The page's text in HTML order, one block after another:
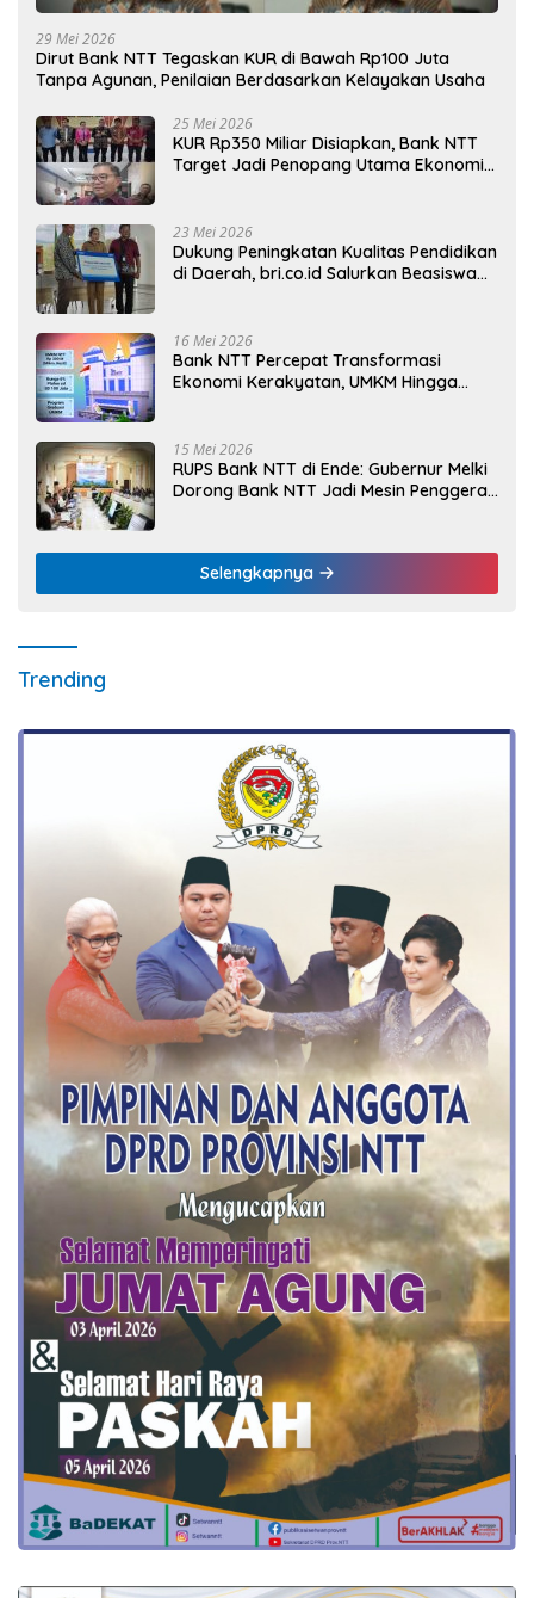
29 Mei 2026
Dirut Bank NTT Tegaskan KUR di Bawah Rp100 Juta
Tanpa Agunan, Penilaian Berdasarkan Kelayakan Usaha
25 Mei 2026
KUR Rp350 Miliar Disiapkan, Bank NTT
Target Jadi Penopang Utama Ekonomi
23 Mei 2026
Dukung Peningkatan Kualitas Pendidikan
di Daerah, bri.co.id Salurkan Beasiswa
16 Mei 2026
Bank NTT Percepat Transformasi
Ekonomi Kerakyatan, UMKM Hingga
15 Mei 2026
RUPS Bank NTT di Ende: Gubernur Melki
Dorong Bank NTT Jadi Mesin Penggerak
Selengkapnya
Trending